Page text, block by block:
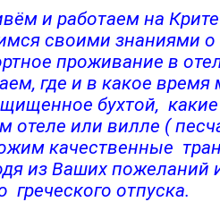
и работаем на
своими знаниями о
проживание в
где и в какое
бухтой,
отеле или вилле (
качественные
из Ваших
греческого отпуска.